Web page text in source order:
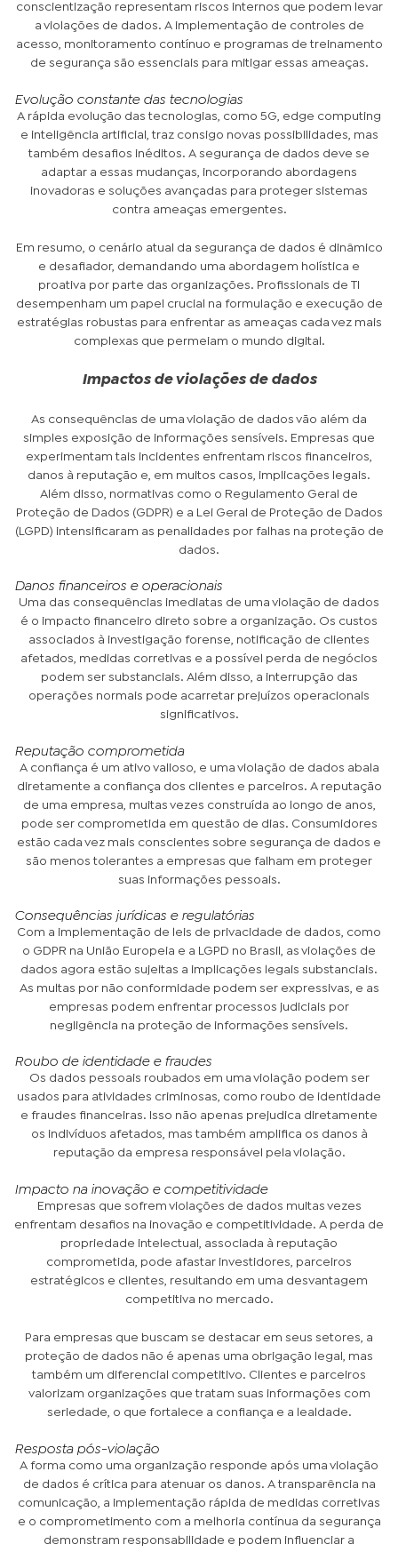
conscientização representam riscos internos que podem levar
a violações de dados. A implementação de controles de
acesso, monitoramento contínuo e programas de treinamento
de segurança são essenciais para mitigar essas ameaças.
Evolução constante das tecnologias
A rápida evolução das tecnologias, como 5G, edge computing
e inteligência artificial, traz consigo novas possibilidades, mas
também desafios inéditos. A segurança de dados deve se
adaptar a essas mudanças, incorporando abordagens
inovadoras e soluções avançadas para proteger sistemas
contra ameaças emergentes.
Em resumo, o cenário atual da segurança de dados é dinâmico
e desafiador, demandando uma abordagem holística e
proativa por parte das organizações. Profissionais de TI
desempenham um papel crucial na formulação e execução de
estratégias robustas para enfrentar as ameaças cada vez mais
complexas que permeiam o mundo digital.
Impactos de violações de dados
As consequências de uma violação de dados vão além da
simples exposição de informações sensíveis. Empresas que
experimentam tais incidentes enfrentam riscos financeiros,
danos à reputação e, em muitos casos, implicações legais.
Além disso, normativas como o Regulamento Geral de
Proteção de Dados (GDPR) e a Lei Geral de Proteção de Dados
(LGPD) intensificaram as penalidades por falhas na proteção de
dados.
Danos financeiros e operacionais
Uma das consequências imediatas de uma violação de dados
é o impacto financeiro direto sobre a organização. Os custos
associados à investigação forense, notificação de clientes
afetados, medidas corretivas e a possível perda de negócios
podem ser substanciais. Além disso, a interrupção das
operações normais pode acarretar prejuízos operacionais
significativos.
Reputação comprometida
A confiança é um ativo valioso, e uma violação de dados abala
diretamente a confiança dos clientes e parceiros. A reputação
de uma empresa, muitas vezes construída ao longo de anos,
pode ser comprometida em questão de dias. Consumidores
estão cada vez mais conscientes sobre segurança de dados e
são menos tolerantes a empresas que falham em proteger
suas informações pessoais.
Consequências jurídicas e regulatórias
Com a implementação de leis de privacidade de dados, como
o GDPR na União Europeia e a LGPD no Brasil, as violações de
dados agora estão sujeitas a implicações legais substanciais.
As multas por não conformidade podem ser expressivas, e as
empresas podem enfrentar processos judiciais por
negligência na proteção de informações sensíveis.
Roubo de identidade e fraudes
Os dados pessoais roubados em uma violação podem ser
usados para atividades criminosas, como roubo de identidade
e fraudes financeiras. Isso não apenas prejudica diretamente
os indivíduos afetados, mas também amplifica os danos à
reputação da empresa responsável pela violação.
Impacto na inovação e competitividade
Empresas que sofrem violações de dados muitas vezes
enfrentam desafios na inovação e competitividade. A perda de
propriedade intelectual, associada à reputação
comprometida, pode afastar investidores, parceiros
estratégicos e clientes, resultando em uma desvantagem
competitiva no mercado.
Para empresas que buscam se destacar em seus setores, a
proteção de dados não é apenas uma obrigação legal, mas
também um diferencial competitivo. Clientes e parceiros
valorizam organizações que tratam suas informações com
seriedade, o que fortalece a confiança e a lealdade.
Resposta pós-violação
A forma como uma organização responde após uma violação
de dados é crítica para atenuar os danos. A transparência na
comunicação, a implementação rápida de medidas corretivas
e o comprometimento com a melhoria contínua da segurança
demonstram responsabilidade e podem influenciar a